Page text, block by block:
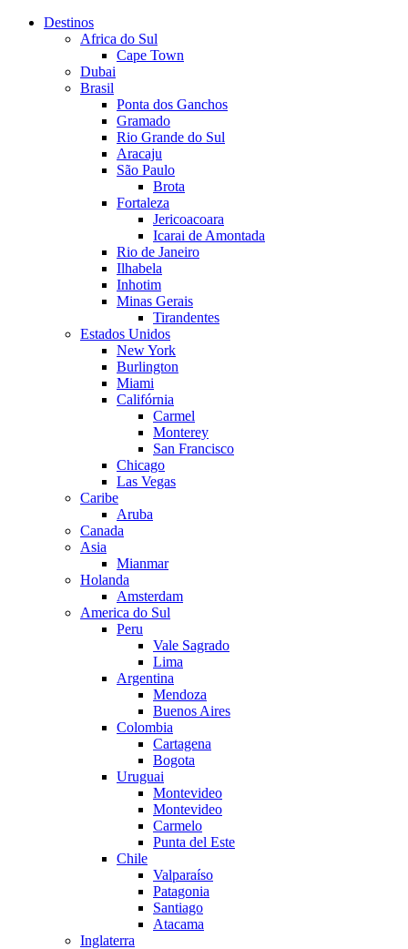
Destinos
Africa do Sul
Cape Town
Dubai
Brasil
Ponta dos Ganchos
Gramado
Rio Grande do Sul
Aracaju
São Paulo
Brota
Fortaleza
Jericoacoara
Icarai de Amontada
Rio de Janeiro
Ilhabela
Inhotim
Minas Gerais
Tirandentes
Estados Unidos
New York
Burlington
Miami
Califórnia
Carmel
Monterey
San Francisco
Chicago
Las Vegas
Caribe
Aruba
Canada
Asia
Mianmar
Holanda
Amsterdam
America do Sul
Peru
Vale Sagrado
Lima
Argentina
Mendoza
Buenos Aires
Colombia
Cartagena
Bogota
Uruguai
Montevideo
Montevideo
Carmelo
Punta del Este
Chile
Valparaíso
Patagonia
Santiago
Atacama
Inglaterra